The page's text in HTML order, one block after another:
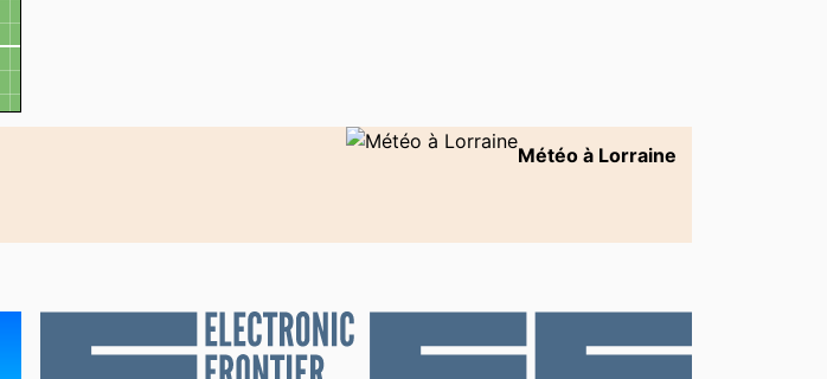
Météo à Lorraine